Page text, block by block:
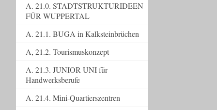
A. 21.0. STADTSTRUKTURIDEEN
FÜR WUPPERTAL
A. 21.1. BUGA in Kalksteinbrüchen
A, 21.2. Tourismuskonzept
A. 21.3. JUNIOR-UNI für
Handwerksberufe
A. 21.4. Mini-Quartierszentren